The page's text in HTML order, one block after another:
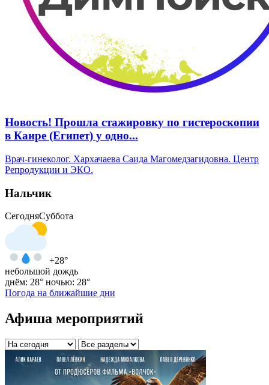
Новость! Прошла стажировку по гистероскопии
в Каире (Египет) у одно...
Врач-гинеколог. Хархачаева Саида Магомедзагидовна. Центр
Репродукции и ЭКО.
Нальчик
СегодняСуббота
+28°
небольшой дождь
днём: 28° ночью: 28°
Погода на ближайшие дни
Афиша мероприятий